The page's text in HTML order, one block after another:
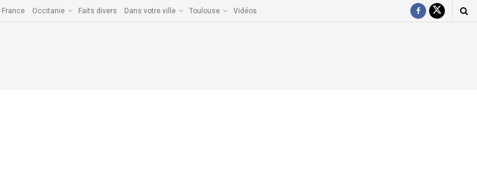
France Occitanie Faits divers Dans votre ville Toulouse Vidéos